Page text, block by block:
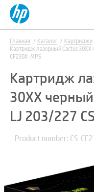
Главная Каталог
Картриджи
Картридж лазерный Cactus 30XX
CF230X-MPS
Картридж
30XX
LJ 203/227
Product number: CS-